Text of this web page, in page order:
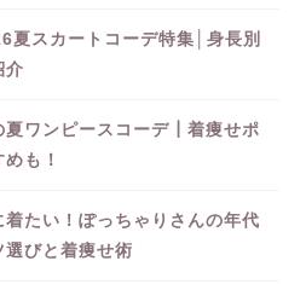
夏スカートコーデ特集│身長別
介
夏ワンピースコーデ┃着痩せポ
も！
着たい！ぽっちゃりさんの年代
選びと着痩せ術